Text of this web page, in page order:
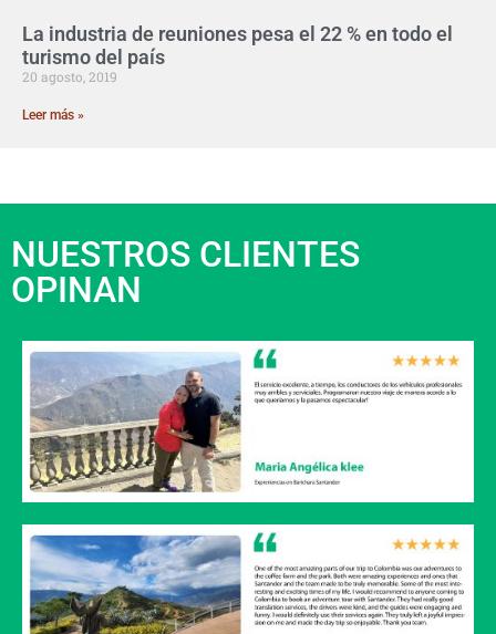
La industria de reuniones pesa el 22 % en todo el
turismo del país
20 agosto, 2019
Leer más »
NUESTROS CLIENTES
OPINAN